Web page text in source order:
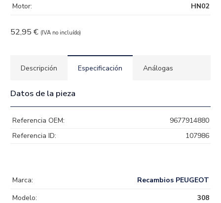
52,95 € (IVA no incluído)
Motor:
HN02
Descripción Especificación Análogas
Datos de la pieza
Referencia OEM:
9677914880
Referencia ID:
107986
Marca:
Recambios PEUGEOT
Modelo:
308